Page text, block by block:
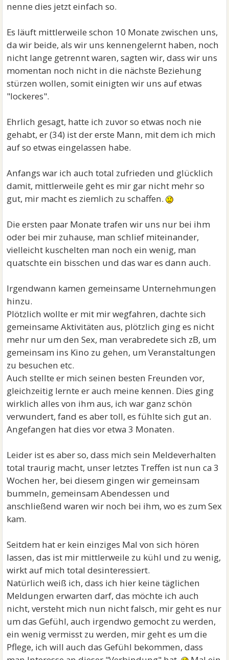
nenne dies jetzt einfach so.
Es läuft mittlerweile schon 10 Monate zwischen uns,
da wir beide, als wir uns kennengelernt haben, noch
nicht lange getrennt waren, sagten wir, dass wir uns
momentan noch nicht in die nächste Beziehung
stürzen wollen, somit einigten wir uns auf etwas
"lockeres".
Ehrlich gesagt, hatte ich zuvor so etwas noch nie
gehabt, er (34) ist der erste Mann, mit dem ich mich
auf so etwas eingelassen habe.
Anfangs war ich auch total zufrieden und glücklich
damit, mittlerweile geht es mir gar nicht mehr so
gut, mir macht es ziemlich zu schaffen.
Die ersten paar Monate trafen wir uns nur bei ihm
oder bei mir zuhause, man schlief miteinander,
vielleicht kuschelten man noch ein wenig, man
quatschte ein bisschen und das war es dann auch.
Irgendwann kamen gemeinsame Unternehmungen
hinzu.
Plötzlich wollte er mit mir wegfahren, dachte sich
gemeinsame Aktivitäten aus, plötzlich ging es nicht
mehr nur um den Sex, man verabredete sich zB, um
gemeinsam ins Kino zu gehen, um Veranstaltungen
zu besuchen etc.
Auch stellte er mich seinen besten Freunden vor,
gleichzeitig lernte er auch meine kennen. Dies ging
wirklich alles von ihm aus, ich war ganz schön
verwundert, fand es aber toll, es fühlte sich gut an.
Angefangen hat dies vor etwa 3 Monaten.
Leider ist es aber so, dass mich sein Meldeverhalten
total traurig macht, unser letztes Treffen ist nun ca 3
Wochen her, bei diesem gingen wir gemeinsam
bummeln, gemeinsam Abendessen und
anschließend waren wir noch bei ihm, wo es zum Sex
kam.
Seitdem hat er kein einziges Mal von sich hören
lassen, das ist mir mittlerweile zu kühl und zu wenig,
wirkt auf mich total desinteressiert.
Natürlich weiß ich, dass ich hier keine täglichen
Meldungen erwarten darf, das möchte ich auch
nicht, versteht mich nun nicht falsch, mir geht es nur
um das Gefühl, auch irgendwo gemocht zu werden,
ein wenig vermisst zu werden, mir geht es um die
Pflege, ich will auch das Gefühl bekommen, dass